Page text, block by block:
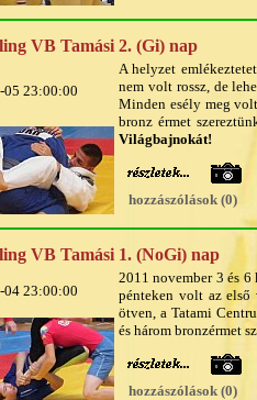
VB Tamási 2. (Gi) nap
05 23:00:00
A helyzet
nem volt rossz, de
Minden esély meg
bronz érmet
Világbajnokát!
hozzászólások (0)
VB Tamási 1. (NoGi) nap
04 23:00:00
2011 november 3 és
pénteken volt az első
ötven, a Tatami
és három bronzérmet
hozzászólások (0)